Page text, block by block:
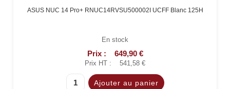
ASUS NUC 14 Pro+ RNUC14RVSU500002I UCFF Blanc 125H
En stock
Prix : 649,90 €
Prix HT : 541,58 €